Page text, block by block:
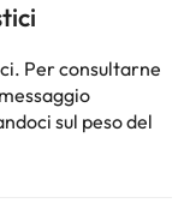
Per consultarne
sul peso del